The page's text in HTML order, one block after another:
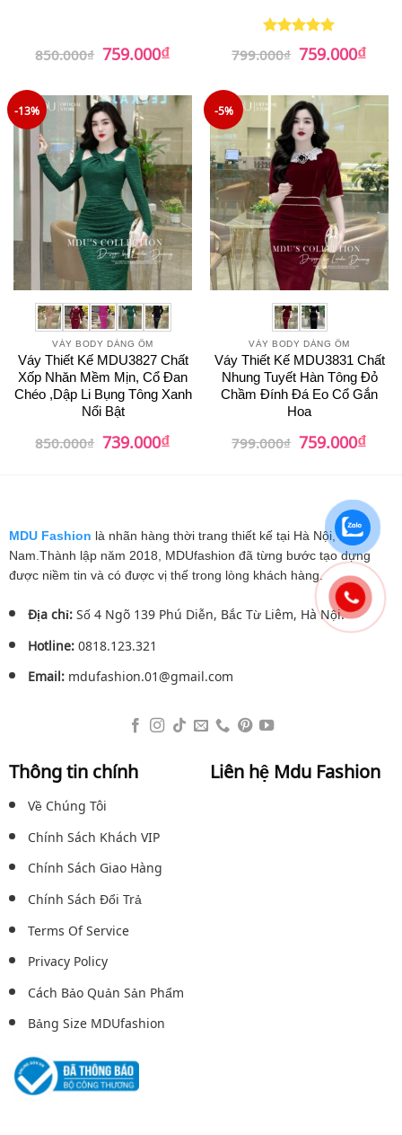
850.000₫ Giá
gốc
759.000₫Giá
hiện
759.000₫.
Được xếp
hạng
55
799.000₫ Giá
gốc
759.000₫Giá
hiện
-13%
VÁY BODY DÁNG ÔM
Váy Thiết Kế MDU3827 Chất
Xốp Nhăn Mềm Mịn, Cổ Đan
Chéo ,Dập Li Bụng Tông Xanh
Nổi Bật
850.000₫ Giá
gốc
739.000₫Giá
hiện
-5%
VÁY BODY DÁNG ÔM
Váy Thiết Kế MDU3831 Chất
Nhung Tuyết Hàn Tông Đỏ
Chầm Đính Đá Eo Cổ Gắn
Hoa
799.000₫ Giá
gốc
759.000₫Giá
hiện
MDU Fashion là nhãn hàng thời trang thiết kế tại Hà Nội, Việt
Nam.Thành lập năm 2018, MDUfashion đã từng bước tạo dựng
được niềm tin và có được vị thế trong lòng khách hàng.
Địa chỉ:Số 4 Ngõ 139 Phú Diễn, Bắc Từ Liêm, Hà Nội.
Hotline:0818.123.321
Email:mdufashion.01@gmail.com
Thông tin chính
Về Chúng Tôi
Chính Sách Khách VIP
Chính Sách Giao Hàng
Chính Sách Đổi Trả
Terms Of Service
Privacy Policy
Cách Bảo Quản Sản Phẩm
Bảng Size MDUfashion
Liên hệ Mdu Fashion